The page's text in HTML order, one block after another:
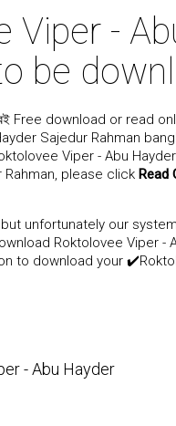
Viper -
be
Free download or read
Sajedur Rahman
Viper - Abu
Rahman, please click Read
unfortunately our
Roktolovee Viper -
to download your
- Abu Hayder